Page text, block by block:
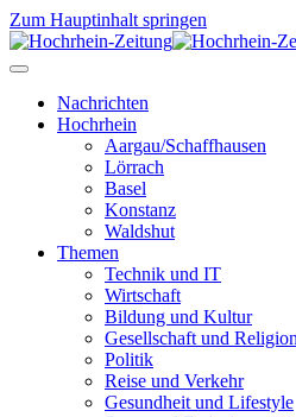
Zum Hauptinhalt springen
Nachrichten
Hochrhein
Aargau/Schaffhausen
Lörrach
Basel
Konstanz
Waldshut
Themen
Technik und IT
Wirtschaft
Bildung und Kultur
Gesellschaft und Religion
Politik
Reise und Verkehr
Gesundheit und Lifestyle